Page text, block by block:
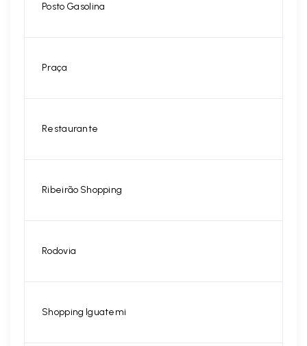
Posto Gasolina
Praça
Restaurante
Ribeirão Shopping
Rodovia
Shopping Iguatemi